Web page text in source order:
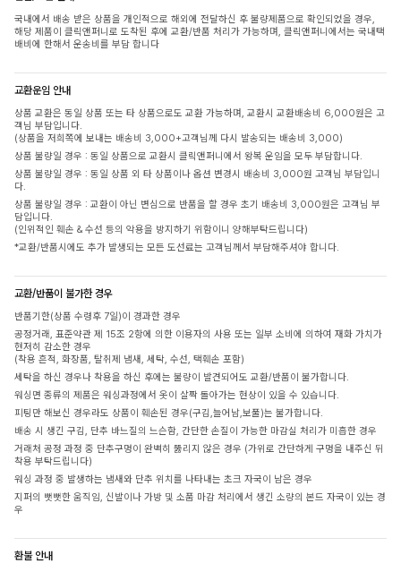
국내에서 배송 받은 상품을 개인적으로 해외에 전달하신 후 불량제품으로 확인되었을 경우,
해당 제품이 클릭앤퍼니로 도착된 후에 교환/반품 처리가 가능하며, 클릭앤퍼니에서는 국내택
배비에 한해서 운송비를 부담 합니다
교환운임 안내
상품 교환은 동일 상품 또는 타 상품으로도 교환 가능하며, 교환시 교환배송비 6,000원은 고
객님 부담입니다.
(상품을 저희쪽에 보내는 배송비 3,000+고객님께 다시 발송되는 배송비 3,000)
상품 불량일 경우 : 동일 상품으로 교환시 클릭앤퍼니에서 왕복 운임을 모두 부담합니다.
상품 불량일 경우 : 동일 상품 외 타 상품이나 옵션 변경시 배송비 3,000원 고객님 부담입니
다.
상품 불량일 경우 : 교환이 아닌 변심으로 반품을 할 경우 초기 배송비 3,000원은 고객님 부
담입니다.
(인위적인 훼손 & 수선 등의 악용을 방지하기 위함이니 양해부탁드립니다)
*교환/반품시에도 추가 발생되는 모든 도선료는 고객님께서 부담해주셔야 합니다.
교환/반품이 불가한 경우
반품기한(상품 수령후 7일)이 경과한 경우
공정거래, 표준약관 제 15조 2항에 의한 이용자의 사용 또는 일부 소비에 의하여 재화 가치가
현저히 감소한 경우
(착용 흔적, 화장품, 탈취제 냄새, 세탁, 수선, 택훼손 포함)
세탁을 하신 경우나 착용을 하신 후에는 불량이 발견되어도 교환/반품이 불가합니다.
워싱면 종류의 제품은 워싱과정에서 옷이 살짝 돌아가는 현상이 있을 수 있습니다.
피팅만 해보신 경우라도 상품이 훼손된 경우(구김,늘어남,보풀)는 불가합니다.
배송 시 생긴 구김, 단추 바느질의 느슨함, 간단한 손질이 가능한 마감실 처리가 미흡한 경우
거래처 공정 과정 중 단추구멍이 완벽히 뚫리지 않은 경우 (가위로 간단하게 구멍을 내주신 뒤
착용 부탁드립니다)
워싱 과정 중 발생하는 냄새와 단추 위치를 나타내는 초크 자국이 남은 경우
지퍼의 뻣뻣한 움직임, 신발이나 가방 및 소품 마감 처리에서 생긴 소량의 본드 자국이 있는 경
우
환불 안내